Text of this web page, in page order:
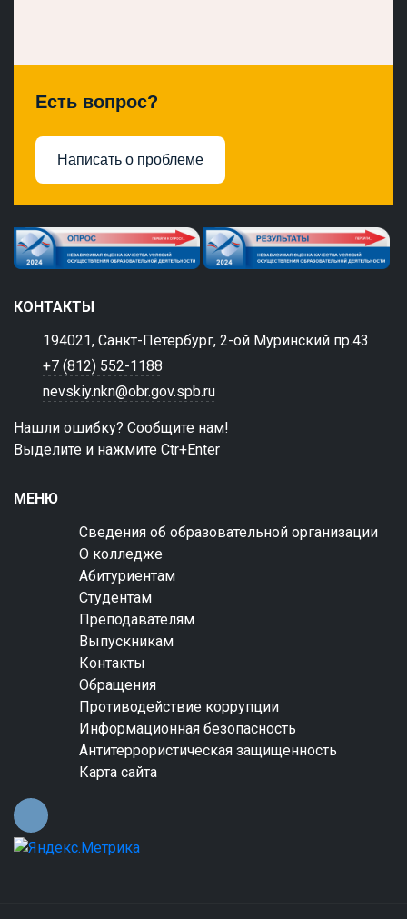
Есть вопрос?
Написать о проблеме
КОНТАКТЫ
194021, Санкт-Петербург, 2-ой Муринский пр.43
+7 (812) 552-1188
nevskiy.nkn@obr.gov.spb.ru
Нашли ошибку? Сообщите нам!
Выделите и нажмите Ctr+Enter
МЕНЮ
Сведения об образовательной организации
О колледже
Абитуриентам
Студентам
Преподавателям
Выпускникам
Контакты
Обращения
Противодействие коррупции
Информационная безопасность
Антитеррористическая защищенность
Карта сайта